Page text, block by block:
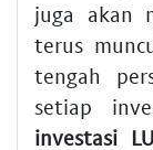
juga akan
terus
tengah
setiap
investasi